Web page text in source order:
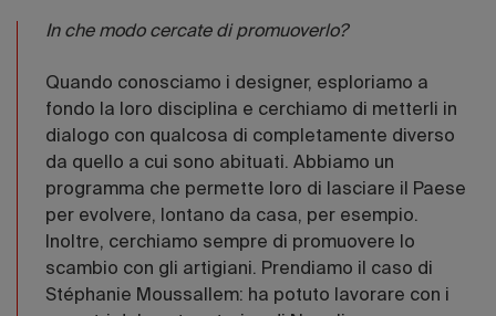
In che modo cercate di promuoverlo?
Quando conosciamo i designer, esploriamo a
fondo la loro disciplina e cerchiamo di metterli in
dialogo con qualcosa di completamente diverso
da quello a cui sono abituati. Abbiamo un
programma che permette loro di lasciare il Paese
per evolvere, lontano da casa, per esempio.
Inoltre, cerchiamo sempre di promuovere lo
scambio con gli artigiani. Prendiamo il caso di
Stéphanie Moussallem: ha potuto lavorare con i